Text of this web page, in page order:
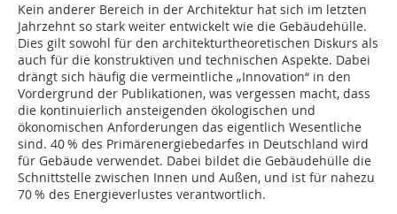
Kein anderer Bereich in der Architektur hat sich im letzten
Jahrzehnt so stark weiter entwickelt wie die Gebäudehülle.
Dies gilt sowohl für den architekturtheoretischen Diskurs als
auch für die konstruktiven und technischen Aspekte. Dabei
drängt sich häufig die vermeintliche „Innovation“ in den
Vordergrund der Publikationen, was vergessen macht, dass
die kontinuierlich ansteigenden ökologischen und
ökonomischen Anforderungen das eigentlich Wesentliche
sind. 40 % des Primärenergiebedarfes in Deutschland wird
für Gebäude verwendet. Dabei bildet die Gebäudehülle die
Schnittstelle zwischen Innen und Außen, und ist für nahezu
70 % des Energieverlustes verantwortlich.